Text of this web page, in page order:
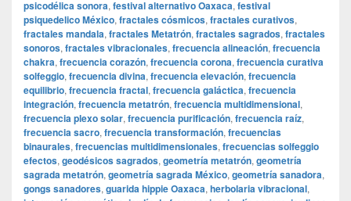
psicodélica sonora, festival alternativo Oaxaca, festival
psiquedelico México, fractales cósmicos, fractales curativos,
fractales mandala, fractales Metatrón, fractales sagrados, fractales
sonoros, fractales vibracionales, frecuencia alineación, frecuencia
chakra, frecuencia corazón, frecuencia corona, frecuencia curativa
solfeggio, frecuencia divina, frecuencia elevación, frecuencia
equilibrio, frecuencia fractal, frecuencia galáctica, frecuencia
integración, frecuencia metatrón, frecuencia multidimensional,
frecuencia plexo solar, frecuencia purificación, frecuencia raíz,
frecuencia sacro, frecuencia transformación, frecuencias
binaurales, frecuencias multidimensionales, frecuencias solfeggio
efectos, geodésicos sagrados, geometría metatrón, geometría
sagrada metatrón, geometría sagrada México, geometría sanadora,
gongs sanadores, guarida hippie Oaxaca, herbolaria vibracional,